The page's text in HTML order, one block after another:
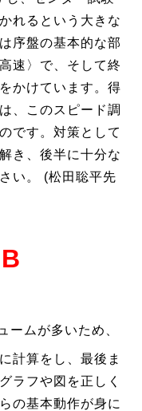
れるという大きな
序盤の基本的な部
速〉で、そして終
かけています。得
、このスピード調
です。対策として
き、後半に十分な
い。 (松田聡平先
ムが多いため、
計算をし、最後ま
ラフや図を正しく
の基本動作が身に